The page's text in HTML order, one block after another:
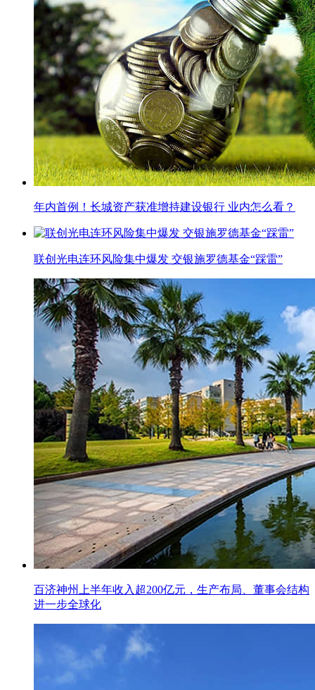
年内首例！长城资产获准增持建设银行 业内怎么看？
联创光电连环风险集中爆发 交银施罗德基金“踩雷”
百济神州上半年收入超200亿元，生产布局、董事会结构
进一步全球化